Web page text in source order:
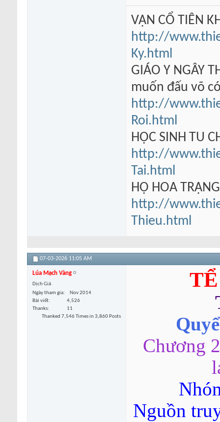
VẠN CỔ TIÊN
http://
Ky.html
GIÁO Y NGÂY
muốn đấu võ
http://
Roi.html
HỌC SINH TU
http://
Tai.html
HỘ HOA
http://
Thieu.html
07-03-2026 11:05 AM
Lúa Mạch Vàng
Dịch Giả
Ngày tham gia
Nov 2014
Bài viết
4,526
Thanks
11
Thanked 7,546 Times in 3,860 Posts
Chương
Nguồn